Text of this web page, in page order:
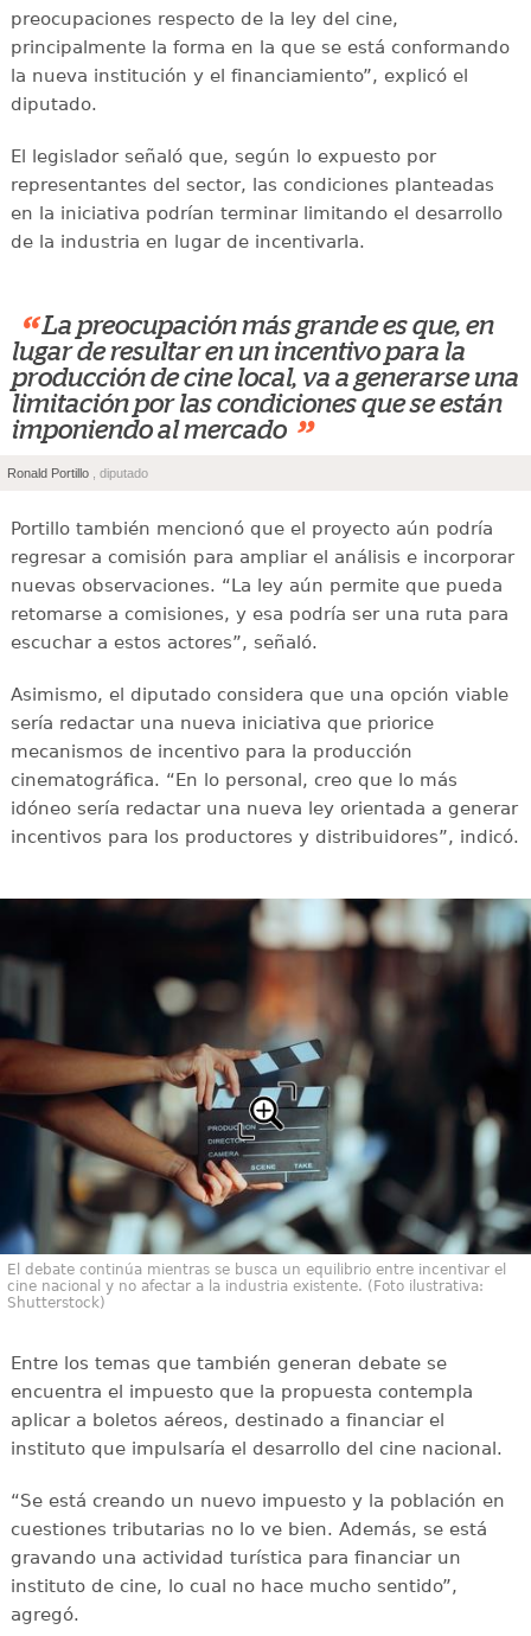
preocupaciones respecto de la ley del cine,
principalmente la forma en la que se está conformando
la nueva institución y el financiamiento”, explicó el
diputado.
El legislador señaló que, según lo expuesto por
representantes del sector, las condiciones planteadas
en la iniciativa podrían terminar limitando el desarrollo
de la industria en lugar de incentivarla.
“ La preocupación más grande es que, en
lugar de resultar en un incentivo para la
producción de cine local, va a generarse una
limitación por las condiciones que se están
imponiendo al mercado ”
Ronald Portillo , diputado
Portillo también mencionó que el proyecto aún podría
regresar a comisión para ampliar el análisis e incorporar
nuevas observaciones. “La ley aún permite que pueda
retomarse a comisiones, y esa podría ser una ruta para
escuchar a estos actores”, señaló.
Asimismo, el diputado considera que una opción viable
sería redactar una nueva iniciativa que priorice
mecanismos de incentivo para la producción
cinematográfica. “En lo personal, creo que lo más
idóneo sería redactar una nueva ley orientada a generar
incentivos para los productores y distribuidores”, indicó.
El debate continúa mientras se busca un equilibrio entre incentivar el
cine nacional y no afectar a la industria existente. (Foto ilustrativa:
Shutterstock)
Entre los temas que también generan debate se
encuentra el impuesto que la propuesta contempla
aplicar a boletos aéreos, destinado a financiar el
instituto que impulsaría el desarrollo del cine nacional.
“Se está creando un nuevo impuesto y la población en
cuestiones tributarias no lo ve bien. Además, se está
gravando una actividad turística para financiar un
instituto de cine, lo cual no hace mucho sentido”,
agregó.